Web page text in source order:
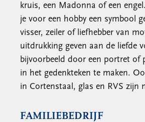
kruis, een Madonna of een
je voor een hobby een symbool
visser, zeiler of liefhebber van
uitdrukking geven aan de liefde
bijvoorbeeld door een portret of
in het gedenkteken te maken.
in Cortenstaal, glas en RVS zijn
FAMILIEBEDRIJF